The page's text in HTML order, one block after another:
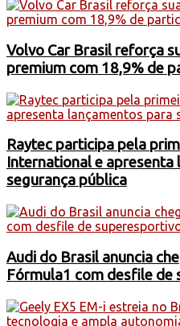
Volvo Car Brasil reforça
premium com 18,9% de
Raytec participa pela
International e apresenta
segurança pública
Audi do Brasil anuncia
Fórmula1 com desfile de